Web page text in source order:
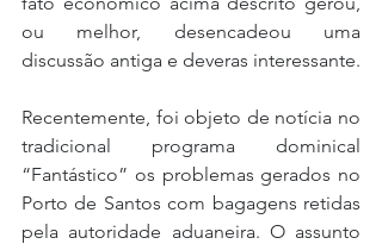
ou melhor, desencadeou uma
discussão antiga e deveras interessante.
Recentemente, foi objeto de notícia no
tradicional programa dominical
“Fantástico” os problemas gerados no
Porto de Santos com bagagens retidas
pela autoridade aduaneira. O assunto